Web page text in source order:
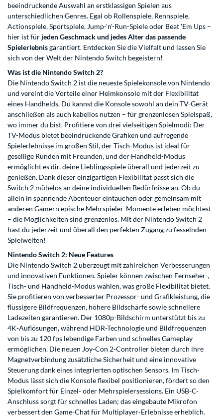
beeindruckende Auswahl an erstklassigen Spielen aus
unterschiedlichen Genres. Egal ob Rollenspiele, Rennspiele,
Actionspiele, Sportspiele, Jump-'n'-Run-Spiele oder Beat 'Em Ups –
hier ist für jeden Geschmack und jedes Alter das passende
Spielerlebnisgarantiert. Entdecken Sie die Vielfalt und lassen Sie
sich von der Welt der Nintendo Switch begeistern!
Was ist die Nintendo Switch 2?
Die Nintendo Switch 2 ist die neueste Spielekonsole von Nintendo
und vereint die Vorteile einer Heimkonsole mit der Flexibilität
eines Handhelds. Du kannst die Konsole sowohl an dein TV-Gerät
anschließen als auch kabellos nutzen – für grenzenlosen Spielspaß,
wo immer du bist. Profitiere von drei vielseitigen Spielmodi: Der
TV-Modus bietet beeindruckende Grafiken und aufregende
Spielerlebnisse im großen Stil, der Tisch-Modus ist ideal für
gesellige Runden mit Freunden, und der Handheld-Modus
ermöglicht es dir, deine Lieblingsspiele überall und jederzeit zu
genießen. Dank dieser einzigartigen Flexibilität passt sich die
Switch 2 mühelos an deine individuellen Bedürfnisse an. Ob du
allein in spannende Abenteuer eintauchen oder gemeinsam mit
anderen Gamern epische Mehrspieler-Momente erleben möchtest
– die Möglichkeiten sind grenzenlos. Mit der Nintendo Switch 2
hast du jederzeit und überall den perfekten Zugang zu fesselnden
Spielwelten!
Nintendo Switch 2: Neue Features
Die Nintendo Switch 2 überzeugt mit zahlreichen Verbesserungen
und innovativen Funktionen. Spieler können zwischen Fernseher-,
Tisch- und Handheld-Modus wählen, was große Flexibilität bietet.
Sie profitieren von verbesserter Prozessor- und Grafikleistung, die
flüssigere Bildfrequenzen, höhere Bildschärfe sowie schnellere
Ladezeiten garantieren. Der 1080p-Bildschirm unterstützt bis zu
4K-Auflösungen, während HDR-Technologie und Bildfrequenzen
von bis zu 120 fps lebendige Farben und schnelles Gameplay
ermöglichen. Die neuen Joy-Con 2-Controller bieten durch ihre
Magnetverbindung zusätzliche Sicherheit und eine innovative
Steuerung dank eines integrierten optischen Sensors. Im Tisch-
Modus lässt sich die Konsole flexibel positionieren, fördert so den
Spielkomfort für Einzel- oder Mehrspielersessions. Ein USB-C-
Anschluss sorgt für schnelles Laden; das eingebaute Mikrofon
verbessert den Game-Chat für Multiplayer-Erlebnisse erheblich.